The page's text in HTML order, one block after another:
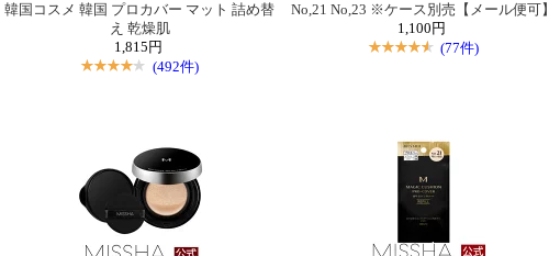
韓国コスメ 韓国 プロカバー マット 詰め替
え 乾燥肌
1,815円
(492件)
No,21 No,23 ※ケース別売【メール便可】
1,100円
(77件)